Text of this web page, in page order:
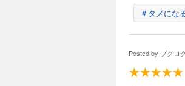
＃タメにな
Posted by ブクロ